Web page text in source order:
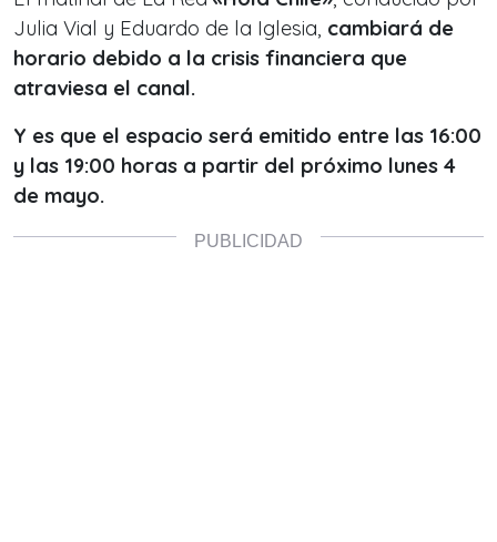
Julia Vial y Eduardo de la Iglesia, cambiará de
horario debido a la crisis financiera que
atraviesa el canal.
Y es que el espacio será emitido entre las 16:00
y las 19:00 horas a partir del próximo lunes 4
de mayo.